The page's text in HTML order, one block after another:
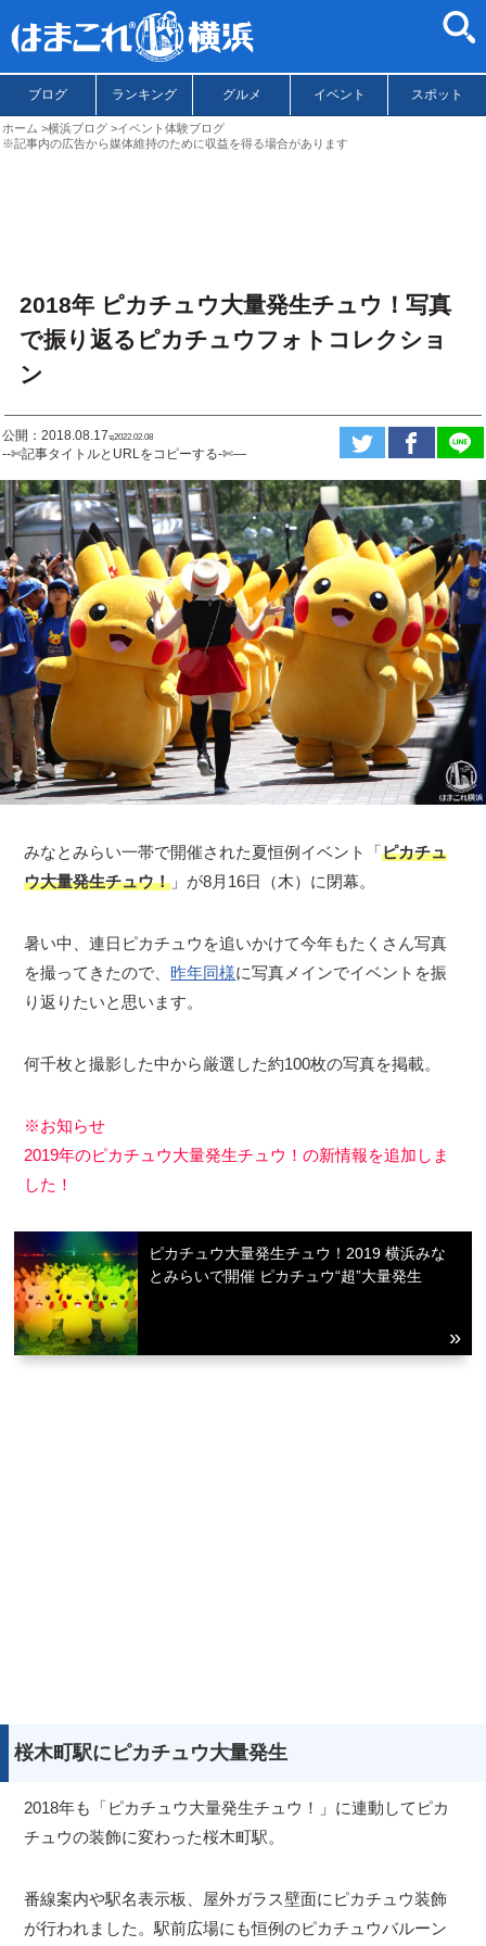
ブログ ランキング グルメ イベント スポット
ホーム 横浜ブログ
イベント体験ブログ
※記事内の広告から媒体維持のために収益を得る場合があります
2018年 ピカチュウ大量発生チュウ！写真
で振り返るピカチュウフォトコレクショ
ン
公開：2018.08.17ಇ2022.02.08
--✄記事タイトルとURLをコピーする-✄—
みなとみらい一帯で開催された夏恒例イベント「ピカチュ
ウ大量発生チュウ！ 」が8月16日（木）に閉幕。
暑い中、連日ピカチュウを追いかけて今年もたくさん写真
を撮ってきたので、昨年同様に写真メインでイベントを振
り返りたいと思います。
何千枚と撮影した中から厳選した約100枚の写真を掲載。
※お知らせ
2019年のピカチュウ大量発生チュウ！の新情報を追加しま
した！
ピカチュウ大量発生チュウ！2019 横浜みな
とみらいで開催 ピカチュウ“超”大量発生
桜木町駅にピカチュウ大量発生
2018年も「ピカチュウ大量発生チュウ！」に連動してピカ
チュウの装飾に変わった桜木町駅。
番線案内や駅名表示板、屋外ガラス壁面にピカチュウ装飾
が行われました。駅前広場にも恒例のピカチュウバルーン